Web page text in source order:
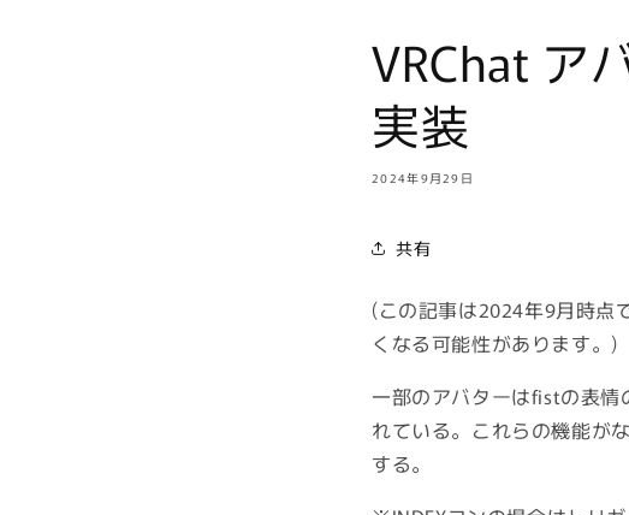
VRChat ア
実装
2024年9月29日
共有
(この記事は2024年9月時点
くなる可能性があります。)
一部のアバターはfistの表情
れている。これらの機能が
する。